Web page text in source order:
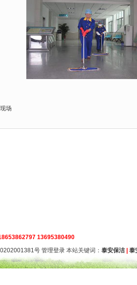
场
13695380490
号 管理登录 本站关键词： 泰安保洁| 泰